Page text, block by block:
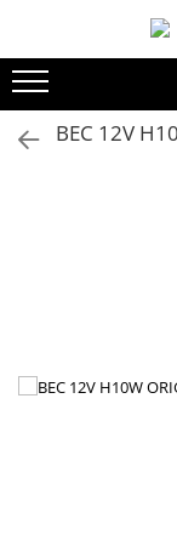
Oferta Saptamanii
Buton Frana
BEC 12V